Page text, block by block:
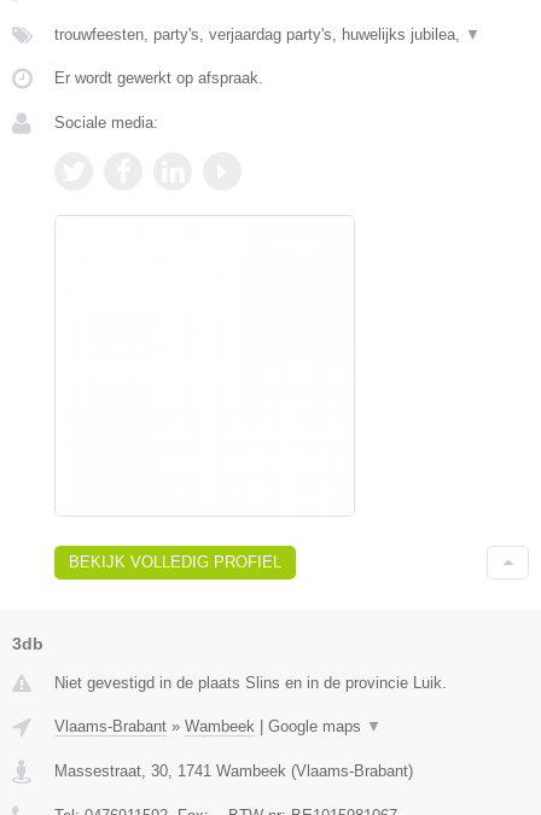
trouwfeesten, party's, verjaardag party's, huwelijks jubilea, ▼
Er wordt gewerkt op afspraak.
Sociale media:
BEKIJK VOLLEDIG PROFIEL
3db
Niet gevestigd in de plaats Slins en in de provincie Luik.
Vlaams-Brabant » Wambeek Google maps ▼
Massestraat, 30 1741 Wambeek (Vlaams-Brabant)